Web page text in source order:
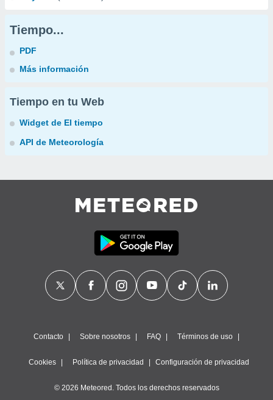
Tiempo...
PDF
Más información
Tiempo en tu Web
Widget de El tiempo
API de Meteorología
Contacto Sobre nosotros FAQ Términos de uso
Cookies Política de privacidad Configuración de privacidad
© 2026 Meteored. Todos los derechos reservados